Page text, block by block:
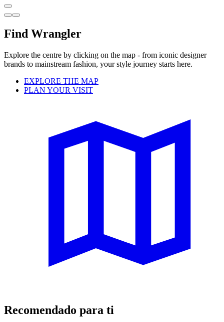
Find Wrangler
Explore the centre by clicking on the map - from iconic designer
brands to mainstream fashion, your style journey starts here.
EXPLORE THE MAP
PLAN YOUR VISIT
Recomendado para ti